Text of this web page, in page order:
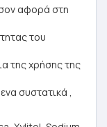
αφορά στη
του
της χρήσης της
συστατικά ,